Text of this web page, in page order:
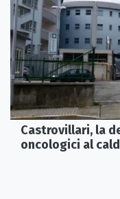
Castrovillari, la
oncologici al